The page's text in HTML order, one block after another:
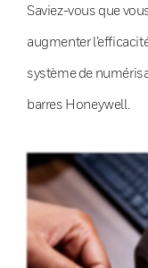
Saviez-vous que
augmenter
système de
barres Honeywell.